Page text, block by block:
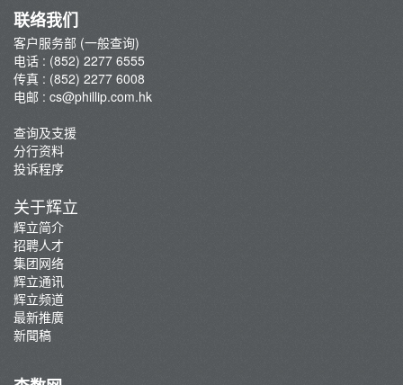
辉立通讯
新聞稿
联络我们
客户服务部 (一般查询)
电话 : (852) 2277 6555
传真 : (852) 2277 6008
电邮 : cs@phillip.com.hk
查询及支援
分行资料
投诉程序
关于辉立
辉立简介
招聘人才
集团网络
辉立通讯
辉立频道
最新推廣
新聞稿